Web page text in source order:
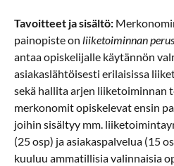
Tavoitteet ja sisältö:
painopiste on liiketoiminnan
antaa opiskelijalle käytännön
asiakaslähtöisesti erilaisissa
sekä hallita arjen liiketoiminnan
merkonomit opiskelevat ensin
joihin sisältyy mm.
(25 osp) ja asiakaspalvelua (15
kuuluu ammatillisia valinnaisia